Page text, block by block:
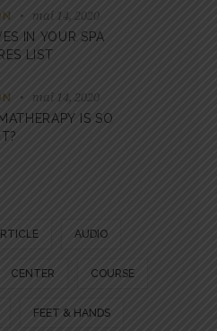
mai 14, 2020
IN YOUR SPA
LIST
mai 14, 2020
IS SO
AUDIO
CENTER COURSE
FEET & HANDS